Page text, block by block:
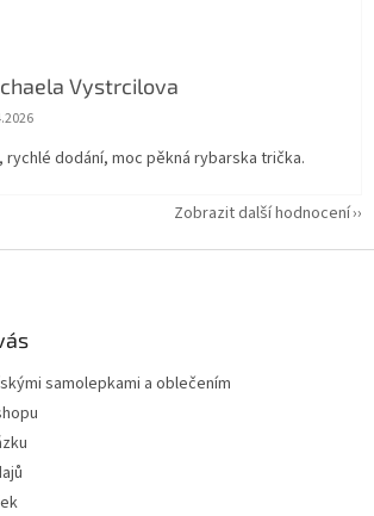
Vystrcilova
obchodu je 5 z 5 hvězdiček.
rychlé dodání, moc pěkná rybarska trička.
Zobrazit další hodnocení
samolepkami a oblečením